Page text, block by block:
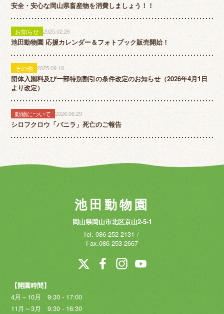
安全・安心な岡山県畜産物を消費しましょう！！
お知らせ 2025.02.26
池田動物園 応援カレンダー＆フォトブック販売開始！
その他 2025.09.18
団体入園料及び一部特別割引の条件改定のお知らせ（2026年4月1日
より改定）
動物について 2026.06.29
シロフクロウ「バニラ」死亡のご報告
池田動物園
岡山県岡山市北区京山2-5-1
Tel. 086-252-2131
Fax.086-253-2667
【開園時間】
4月～10月 9:30 - 17:00
11月～3月 9:30 - 16:30